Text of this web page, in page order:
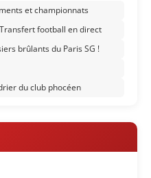
et championnats
football en direct
brûlants du Paris SG !
du club phocéen